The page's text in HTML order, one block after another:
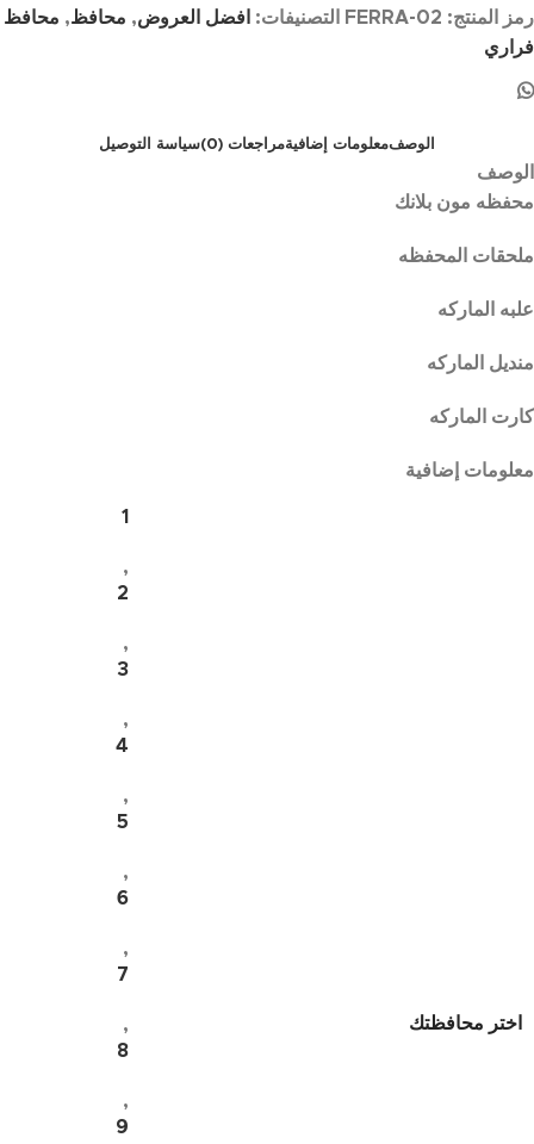
رمز المنتج: FERRA-02 التصنيفات: افضل العروض, محافظ, محافظ
فراري
الوصفمعلومات إضافيةمراجعات (0) سياسة التوصيل
الوصف
محفظه مون بلانك
ملحقات المحفظه
علبه الماركه
منديل الماركه
كارت الماركه
معلومات إضافية
اختر محافظتك
1
,
2
,
3
,
4
,
5
,
6
,
7
,
8
,
9